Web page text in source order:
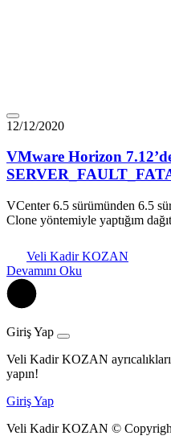
12/12/2020
VMware Horizon
VCenter 6.5 sürümünden 6.5
Clone yöntemiyle yaptığım
Veli Kadir KOZAN
Devamını Oku
Giriş Yap
Veli Kadir KOZAN
yapın!
Giriş Yap
Veli Kadir KOZAN © Copyright